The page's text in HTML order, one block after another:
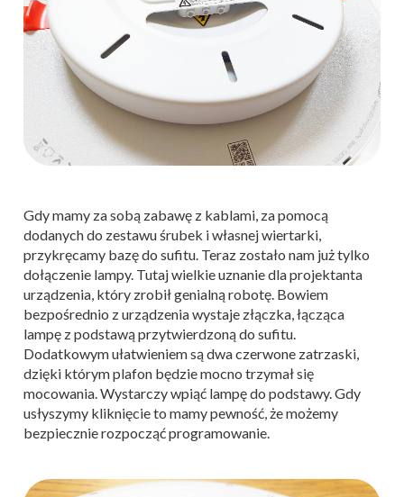
Gdy mamy za sobą zabawę z kablami, za pomocą
dodanych do zestawu śrubek i własnej wiertarki,
przykręcamy bazę do sufitu. Teraz zostało nam już tylko
dołączenie lampy. Tutaj wielkie uznanie dla projektanta
urządzenia, który zrobił genialną robotę. Bowiem
bezpośrednio z urządzenia wystaje złączka, łącząca
lampę z podstawą przytwierdzoną do sufitu.
Dodatkowym ułatwieniem są dwa czerwone zatrzaski,
dzięki którym plafon będzie mocno trzymał się
mocowania. Wystarczy wpiąć lampę do podstawy. Gdy
usłyszymy kliknięcie to mamy pewność, że możemy
bezpiecznie rozpocząć programowanie.